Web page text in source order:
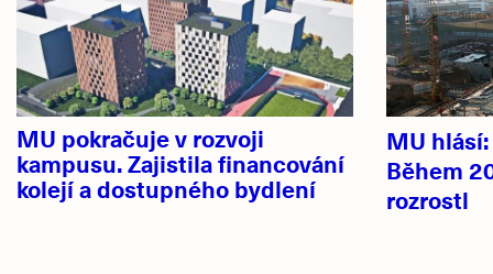
MU pokračuje v rozvoji
kampusu. Zajistila financování
kolejí a dostupného bydlení
MU
Během
rozrostl